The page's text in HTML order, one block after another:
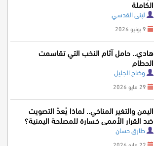
الكاملة
لبنى القدسي
هادي.. حامل آثام النخب التي تقاسمت
الحطام
وضاح الجليل
اليمن والتغير المناخي.. لماذا يُعدّ التصويت
ضد القرار الأممي خسارة للمصلحة اليمنية؟
طارق حسان